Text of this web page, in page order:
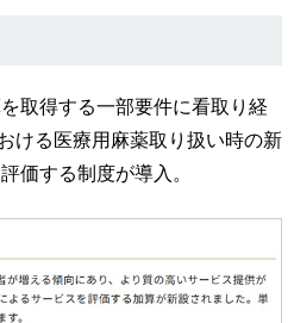
取得する一部要件に看取り経
ける医療用麻薬取り扱い時の新
価する制度が導入。